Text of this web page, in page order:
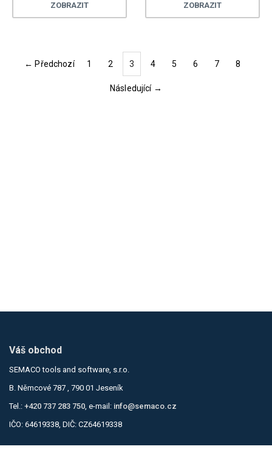
ZOBRAZIT ZOBRAZIT
← Předchozí 1 2 3(current)
4 5 6 7 8
Následující →
Váš obchod
SEMACO tools and software, s.r.o.
B. Němcové 787 , 790 01 Jeseník
Tel.: +420 737 283 750, e-mail: info@semaco.cz
IČO: 64619338, DIČ: CZ64619338